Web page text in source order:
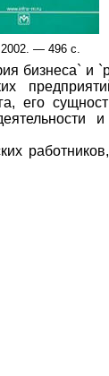
— 496 с.
бизнеса` и
его